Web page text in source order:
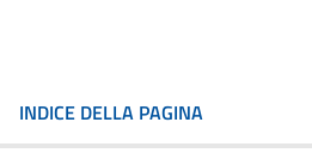
INDICE DELLA PAGINA